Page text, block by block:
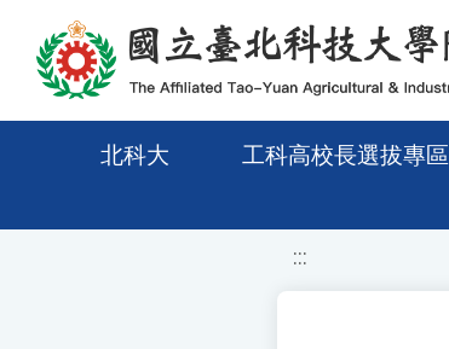
移至網頁之主要內容區位置
北科大 工科高校長選拔專區
:::